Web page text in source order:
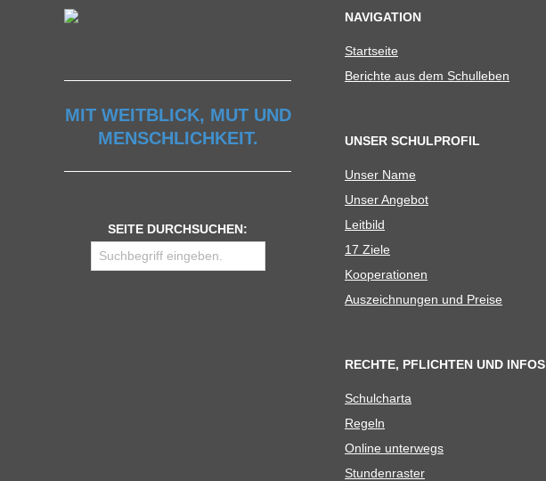
C
H
U
L
MIT WEITBLICK, MUT UND
MENSCHLICHKEIT.
SEITE DURCHSUCHEN:
NAVIGATION
Start­seite
Berichte aus dem Schulleben
UNSER SCHULPROFIL
Unser Name
Unser Ange­bot
Leit­bild
17 Ziele
Koope­ra­tio­nen
Aus­zeich­nun­gen und Preise
RECHTE, PFLICHTEN UND INFOS
Schul­charta
Regeln
Online unter­wegs
Stun­den­ras­ter